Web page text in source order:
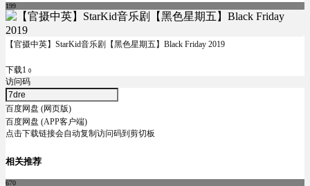
199
【官摄中英】StarKid音乐剧【黑色星期五】Black Friday 2019
下载1 0
访问码
百度网盘 (网页版)
百度网盘 (APP客户端)
点击下载链接会自动复制访问码到剪切板
相关推荐
670